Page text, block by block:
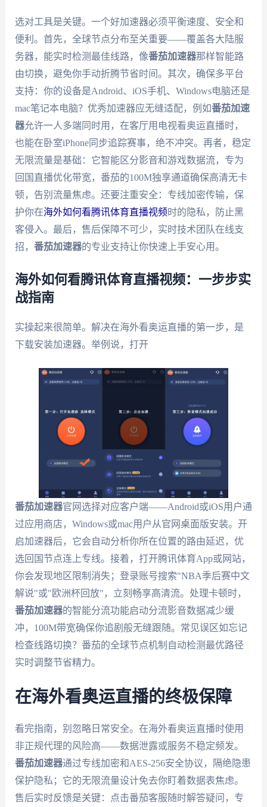
选对工具是关键。一个好加速器必须平衡速度、安全和
便利。首先，全球节点分布至关重要——覆盖各大陆服
务器，能实时检测最佳线路，像番茄加速器那样智能路
由切换，避免你手动折腾节省时间。其次，确保多平台
支持：你的设备是Android、iOS手机、Windows电脑还是
mac笔记本电脑？优秀加速器应无缝适配，例如番茄加速
器允许一人多端同时用，在客厅用电视看奥运直播时，
也能在卧室iPhone同步追踪赛事，绝不冲突。再者，稳定
无限流量是基础：它智能区分影音和游戏数据流，专为
回国直播优化带宽，番茄的100M独享通道确保高清无卡
顿，告别流量焦虑。还要注重安全：专线加密传输，保
护你在海外如何看腾讯体育直播视频时的隐私，防止黑
客侵入。最后，售后保障不可少，实时技术团队在线支
招， 番茄加速器的专业支持让你快速上手安心用。
海外如何看腾讯体育直播视频：一步步实
战指南
实操起来很简单。解决在海外看奥运直播的第一步，是
下载安装加速器。举例说，打开
番茄加速器官网选择对应客户端——Android或iOS用户通
过应用商店，Windows或mac用户从官网桌面版安装。开
启加速器后，它会自动分析你所在位置的路由延迟，优
选回国节点连上专线。接着，打开腾讯体育App或网站，
你会发现地区限制消失；登录账号搜索"NBA季后赛中文
解说"或"欧洲杯回放"，立刻畅享高清流。处理卡顿时，
番茄加速器的智能分流功能启动分流影音数据减少缓
冲，100M带宽确保你追剧般无缝跟随。常见误区如忘记
检查线路切换？番茄的全球节点机制自动检测最优路径
实时调整节省精力。
在海外看奥运直播的终极保障
看完指南，别忽略日常安全。在海外看奥运直播时使用
非正规代理的风险高——数据泄露或服务不稳定频发。
番茄加速器通过专线加密和AES-256安全协议，隔绝隐患
保护隐私；它的无限流量设计免去你盯着数据表焦虑。
售后实时反馈是关键：点击番茄客服随时解答疑问，专